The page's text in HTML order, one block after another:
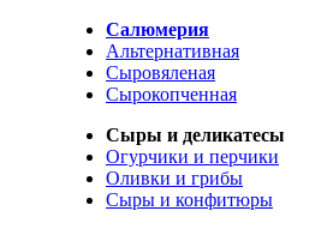
Салюмерия
Альтернативная
Сыровяленая
Сырокопченная
Сыры и деликатесы
Огурчики и перчики
Оливки и грибы
Сыры и конфитюры